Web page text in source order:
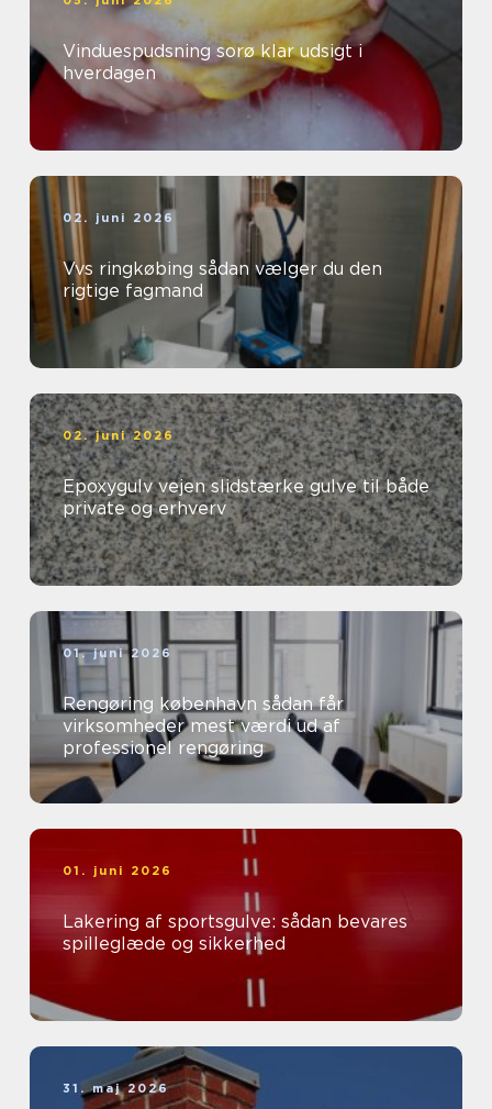
Vinduespudsning sorø klar udsigt i
hverdagen
02. juni 2026
Vvs ringkøbing sådan vælger du den
rigtige fagmand
02. juni 2026
Epoxygulv vejen slidstærke gulve til både
private og erhverv
01. juni 2026
Rengøring københavn sådan får
virksomheder mest værdi ud af
professionel rengøring
01. juni 2026
Lakering af sportsgulve: sådan bevares
spilleglæde og sikkerhed
31. maj 2026